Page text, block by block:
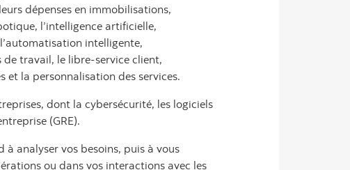
dépenses en immobilisations,
l’intelligence artificielle,
intelligente,
travail, le libre-service client,
et la personnalisation des services.
dont la cybersécurité, les logiciels
(GRE).
analyser vos besoins, puis à vous
ou dans vos interactions avec les